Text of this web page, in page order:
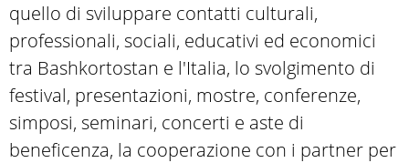
quello di sviluppare contatti culturali,
professionali, sociali, educativi ed economici
tra Bashkortostan e l'Italia, lo svolgimento di
festival, presentazioni, mostre, conferenze,
simposi, seminari, concerti e aste di
beneficenza, la cooperazione con i partner per